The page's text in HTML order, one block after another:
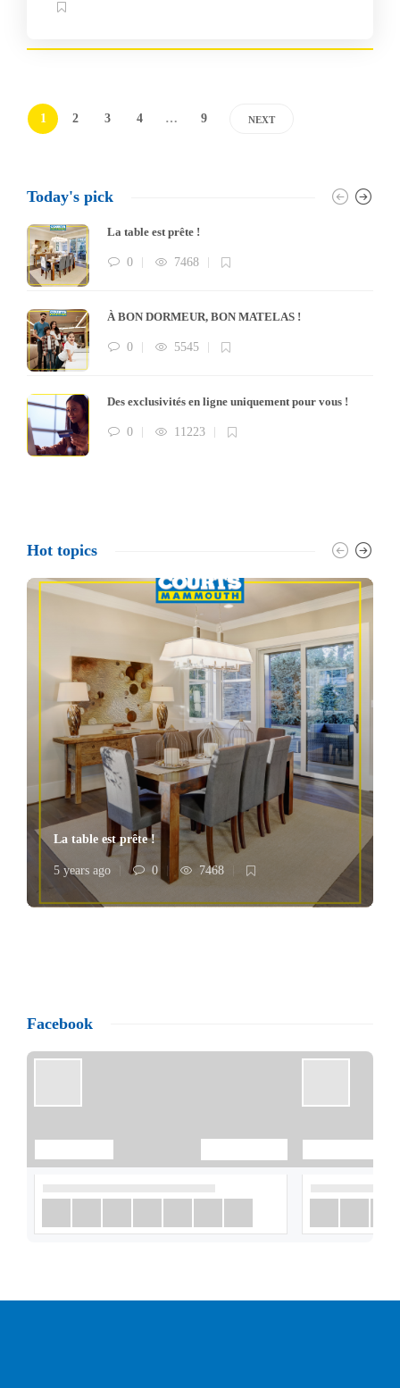
1 2 3 4 … 9 NEXT
Today's pick
La table est prête !
0 7468
À BON DORMEUR, BON MATELAS !
0 5545
Des exclusivités en ligne uniquement pour vous !
0 11223
Hot topics
La table est prête !
5 years ago 0 7468
Facebook